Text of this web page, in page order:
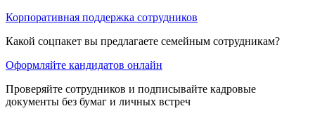
Корпоративная поддержка сотрудников
Какой соцпакет вы предлагаете семейным сотрудникам?
Оформляйте кандидатов онлайн
Проверяйте сотрудников и подписывайте кадровые
документы без бумаг и личных встреч